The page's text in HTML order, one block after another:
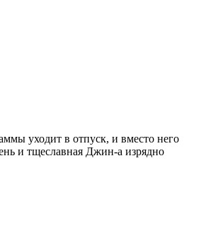
уходит в отпуск, и вместо него
и тщеславная Джин-а изрядно